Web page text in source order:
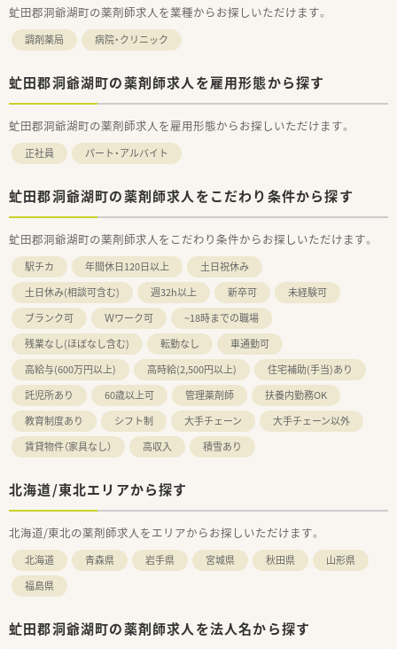
虻田郡洞爺湖町の薬剤師求人を業種からお探しいただけます。
調剤薬局 病院・クリニック
虻田郡洞爺湖町の薬剤師求人を雇用形態から探す
虻田郡洞爺湖町の薬剤師求人を雇用形態からお探しいただけます。
正社員 パート・アルバイト
虻田郡洞爺湖町の薬剤師求人をこだわり条件から探す
虻田郡洞爺湖町の薬剤師求人をこだわり条件からお探しいただけます。
駅チカ 年間休日120日以上
土日祝休み
土日休み(相談可含む)
週32h以上 新卒可
未経験可
ブランク可
Ｗワーク可
~18時までの職場
残業なし(ほぼなし含む)
転勤なし
車通勤可
高給与(600万円以上)
高時給(2,500円以上)
住宅補助(手当)あり
託児所あり
60歳以上可 管理薬剤師
扶養内勤務OK
教育制度あり
シフト制 大手チェーン
大手チェーン以外
賃貸物件（家具なし）
高収入 積雪あり
北海道/東北エリアから探す
北海道/東北の薬剤師求人をエリアからお探しいただけます。
北海道 青森県 岩手県 宮城県 秋田県
山形県
福島県
虻田郡洞爺湖町の薬剤師求人を法人名から探す